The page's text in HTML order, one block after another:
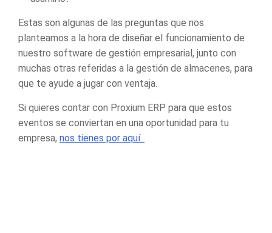
Estas son algunas de las preguntas que nos
planteamos a la hora de diseñar el funcionamiento de
nuestro software de gestión empresarial, junto con
muchas otras referidas a la gestión de almacenes, para
que te ayude a jugar con ventaja.
Si quieres contar con Proxium ERP para que estos
eventos se conviertan en una oportunidad para tu
empresa, nos tienes por aquí.